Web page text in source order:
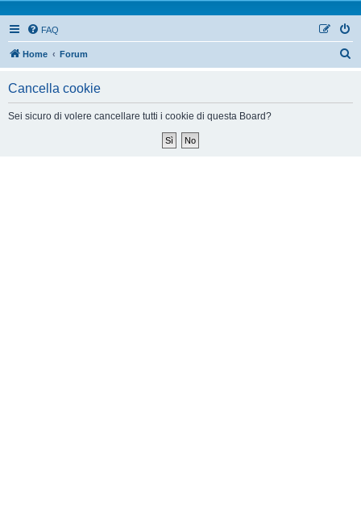
FAQ
Home Forum
Cancella cookie
Sei sicuro di volere cancellare tutti i cookie di questa Board?